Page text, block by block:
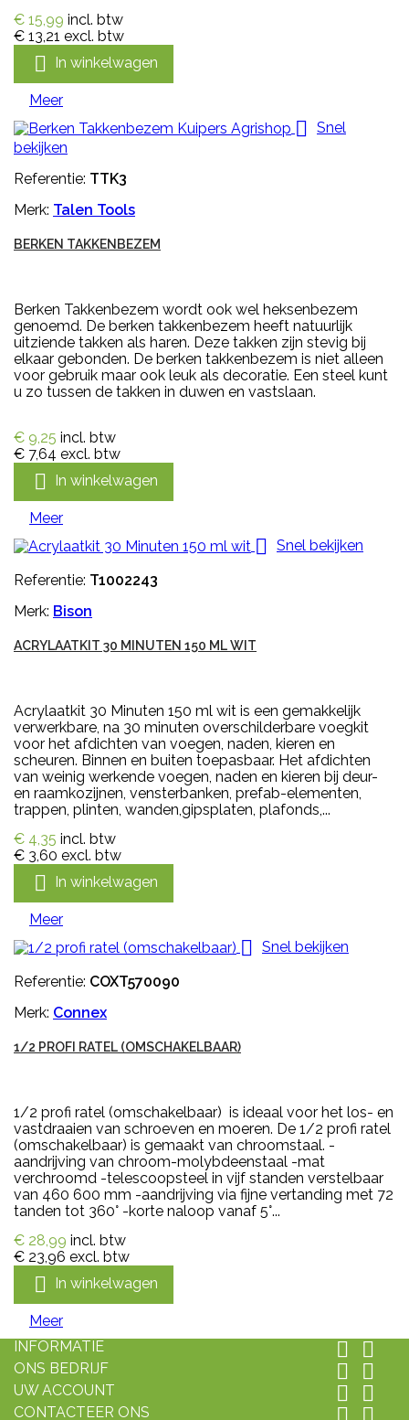
€ 15,99 incl. btw
€ 13,21 excl. btw
 In winkelwagen
Meer
 Snel
bekijken
Referentie: TTK3
Merk: Talen Tools
BERKEN TAKKENBEZEM
Berken Takkenbezem wordt ook wel heksenbezem
genoemd. De berken takkenbezem heeft natuurlijk
uitziende takken als haren. Deze takken zijn stevig bij
elkaar gebonden. De berken takkenbezem is niet alleen
voor gebruik maar ook leuk als decoratie. Een steel kunt
u zo tussen de takken in duwen en vastslaan.
€ 9,25 incl. btw
€ 7,64 excl. btw
 In winkelwagen
Meer
 Snel bekijken
Referentie: T1002243
Merk: Bison
ACRYLAATKIT 30 MINUTEN 150 ML WIT
Acrylaatkit 30 Minuten 150 ml wit is een gemakkelijk
verwerkbare, na 30 minuten overschilderbare voegkit
voor het afdichten van voegen, naden, kieren en
scheuren. Binnen en buiten toepasbaar. Het afdichten
van weinig werkende voegen, naden en kieren bij deur-
en raamkozijnen, vensterbanken, prefab-elementen,
trappen, plinten, wanden,gipsplaten, plafonds,...
€ 4,35 incl. btw
€ 3,60 excl. btw
 In winkelwagen
Meer
 Snel bekijken
Referentie: COXT570090
Merk: Connex
1/2 PROFI RATEL (OMSCHAKELBAAR)
1/2 profi ratel (omschakelbaar) is ideaal voor het los- en
vastdraaien van schroeven en moeren. De 1/2 profi ratel
(omschakelbaar) is gemaakt van chroomstaal. -
aandrijving van chroom-molybdeenstaal -mat
verchroomd -telescoopsteel in vijf standen verstelbaar
van 460 600 mm -aandrijving via fijne vertanding met 72
tanden tot 360° -korte naloop vanaf 5°...
€ 28,99 incl. btw
€ 23,96 excl. btw
 In winkelwagen
Meer
INFORMATIE
 
ONS BEDRIJF  
UW ACCOUNT  
CONTACTEER ONS